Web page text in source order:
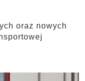
oraz nowych